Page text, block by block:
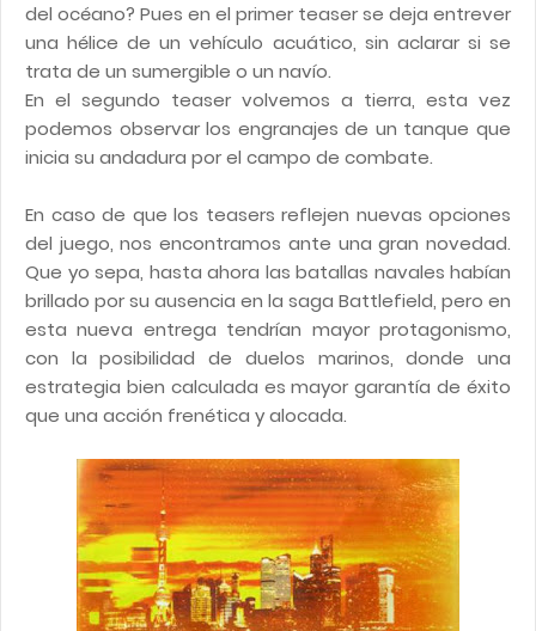
del océano? Pues en el primer teaser se deja entrever
una hélice de un vehículo acuático, sin aclarar si se
trata de un sumergible o un navío.
En el segundo teaser volvemos a tierra, esta vez
podemos observar los engranajes de un tanque que
inicia su andadura por el campo de combate.
En caso de que los teasers reflejen nuevas opciones
del juego, nos encontramos ante una gran novedad.
Que yo sepa, hasta ahora las batallas navales habían
brillado por su ausencia en la saga Battlefield, pero en
esta nueva entrega tendrían mayor protagonismo,
con la posibilidad de duelos marinos, donde una
estrategia bien calculada es mayor garantía de éxito
que una acción frenética y alocada.